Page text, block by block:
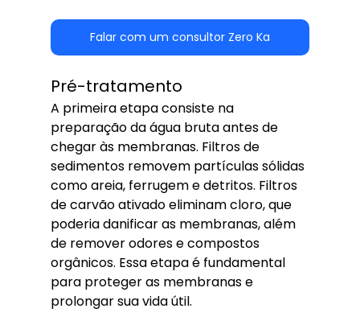
Falar com um consultor Zero Ka
Pré-tratamento
A primeira etapa consiste na
preparação da água bruta antes de
chegar às membranas. Filtros de
sedimentos removem partículas sólidas
como areia, ferrugem e detritos. Filtros
de carvão ativado eliminam cloro, que
poderia danificar as membranas, além
de remover odores e compostos
orgânicos. Essa etapa é fundamental
para proteger as membranas e
prolongar sua vida útil.